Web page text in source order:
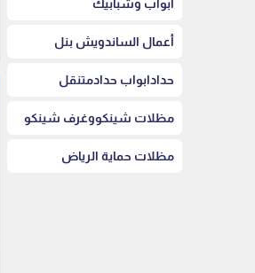
أبواب وشبابيك
أعمال الساندويش بنل
حدادابواب حدادمتنقل
مظلات شينكووغرف شينكو
مظلات حماية الرياض